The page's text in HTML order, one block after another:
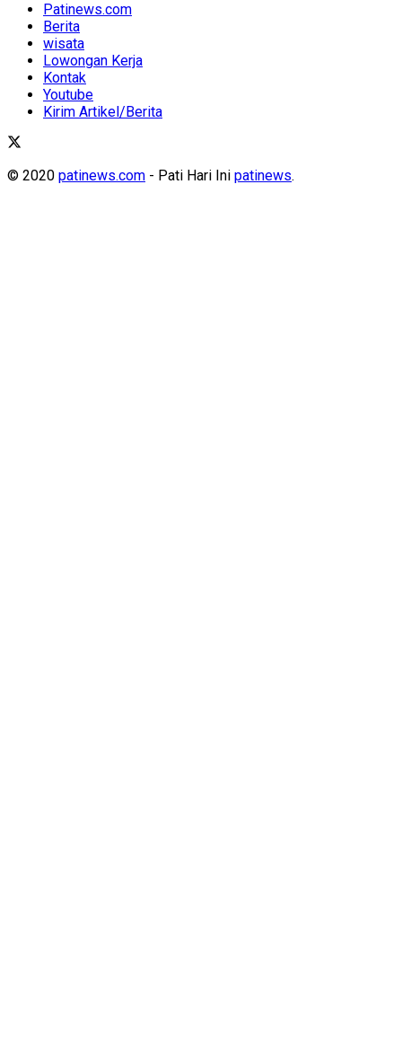
Patinews.com
Berita
wisata
Lowongan Kerja
Kontak
Youtube
Kirim Artikel/Berita
© 2020 patinews.com - Pati Hari Ini patinews.